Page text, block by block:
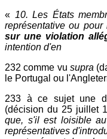
« 10. Les États
représentative ou
sur une violation
intention d'en
232 comme vu supra
le Portugal ou
233 à ce sujet une
(décision du 25 juillet
que, s'il est loisible
représentatives